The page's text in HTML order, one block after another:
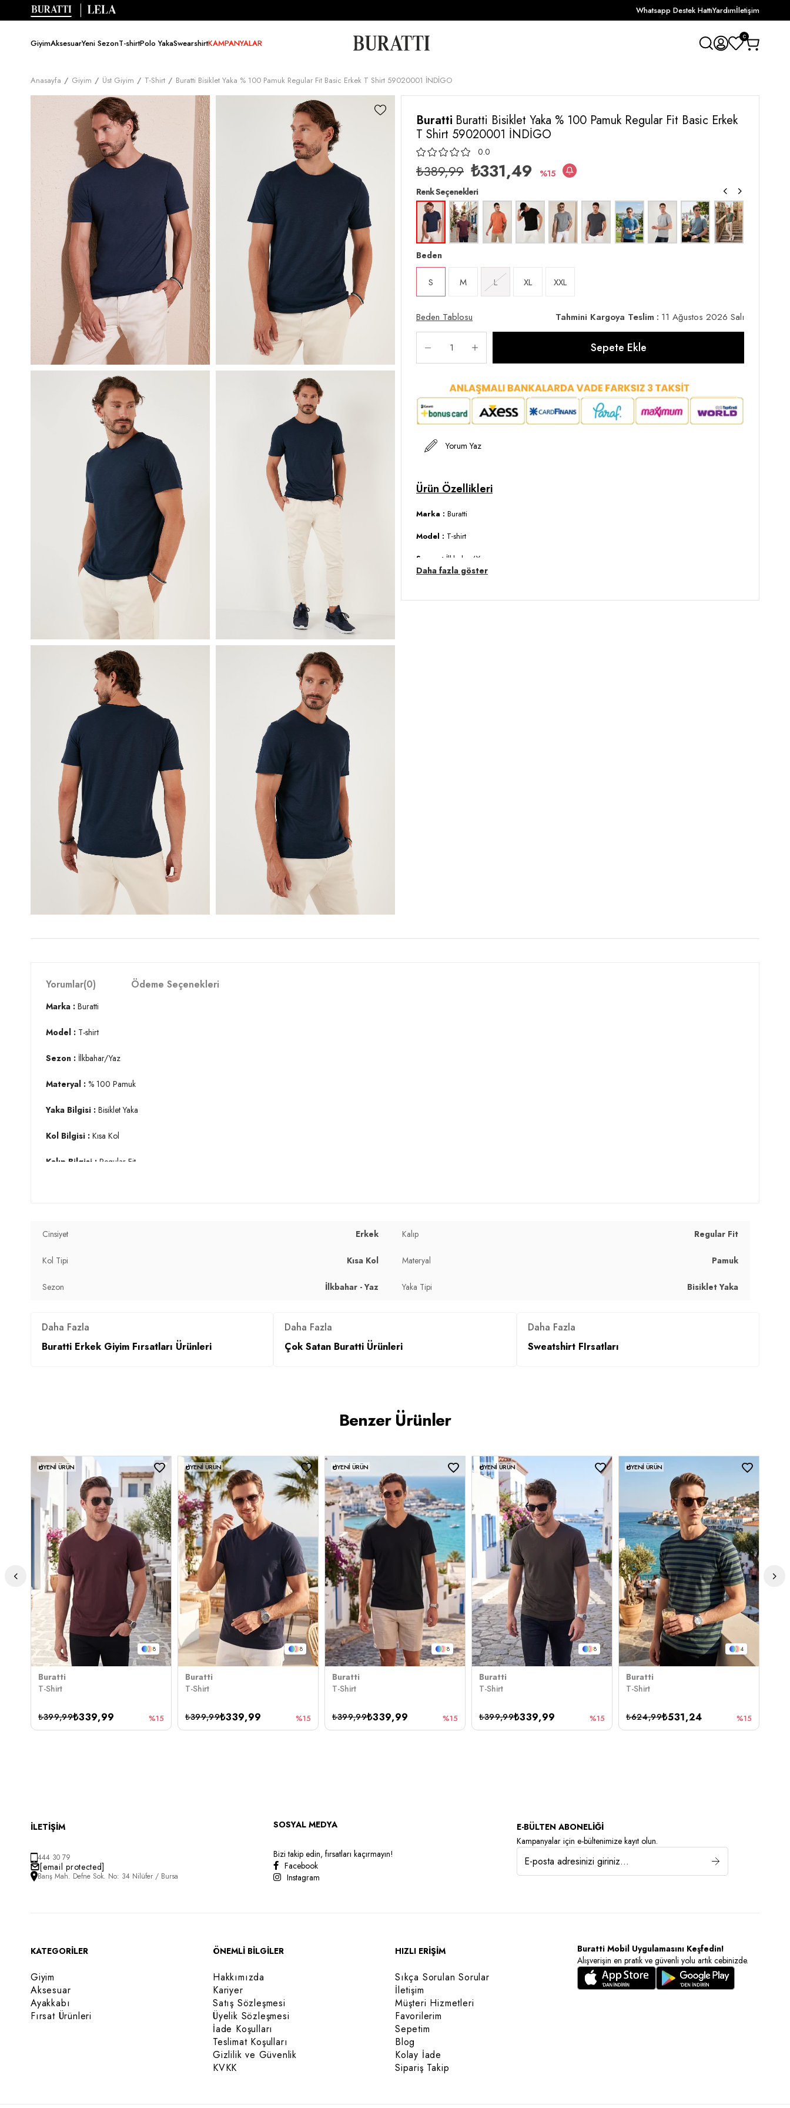
Whatsapp Destek HattıYardımİletişim
GiyimAksesuarYeni SezonT-shirtPolo YakaSwearshirtKAMPANYALAR
0
Anasayfa Giyim Üst Giyim T-Shirt Buratti Bisiklet Yaka % 100 Pamuk Regular Fit Basic Erkek T Shirt 59020001 İNDİGO
Buratti Buratti Bisiklet Yaka % 100 Pamuk Regular Fit Basic Erkek
T Shirt 59020001 İNDİGO
0.0
₺389,99 ₺331,49
15
Renk Seçenekleri
Beden
S M L XL XXL
Beden Tablosu Tahmini Kargoya Teslim : 11 Ağustos 2026 Salı
Yorum Yaz
Marka : Buratti
Model : T-shirt
Sezon : İlkbahar/Yaz
Yaka Bilgisi :Bisiklet Yaka
Daha fazla göster
Yorumlar(0) Ödeme Seçenekleri
Marka : Buratti
Model : T-shirt
Sezon : İlkbahar/Yaz
Materyal : % 100 Pamuk
Yaka Bilgisi : Bisiklet Yaka
Kol Bilgisi : Kısa Kol
Kalıp Bilgisi : Regular Fit
Cinsiyet Erkek Kalıp Regular Fit
Kol Tipi Kısa Kol Materyal Pamuk
Sezon İlkbahar - Yaz Yaka Tipi Bisiklet Yaka
Daha Fazla
Buratti Erkek Giyim Fırsatları Ürünleri
Daha Fazla
Çok Satan Buratti Ürünleri
Daha Fazla
Sweatshirt FIrsatları
Benzer Ürünler
8
YENI ÜRÜN
Buratti
T-Shirt
₺339,99
₺399,99 %15
8
YENI ÜRÜN
Buratti
T-Shirt
₺339,99
₺399,99 %15
8
YENI ÜRÜN
Buratti
T-Shirt
₺339,99
₺399,99 %15
8
YENI ÜRÜN
Buratti
T-Shirt
₺339,99
₺399,99 %15
4
YENI ÜRÜN
Buratti
T-Shirt
₺531,24
₺624,99 %15
İLETİŞİM
444 30 79
[email protected]
Barış Mah. Defne Sok. No: 34 Nilüfer / Bursa
SOSYAL MEDYA
Bizi takip edin, fırsatları kaçırmayın!
Facebook
Instagram
E-BÜLTEN ABONELİĞİ
Kampanyalar için e-bültenimize kayıt olun.
KATEGORİLER
Giyim
Aksesuar
Ayakkabı
Fırsat Ürünleri
ÖNEMLİ BİLGİLER
Hakkımızda
Kariyer
Satış Sözleşmesi
Üyelik Sözleşmesi
İade Koşulları
Teslimat Koşulları
Gizlilik ve Güvenlik
KVKK
HIZLI ERİŞİM
Sıkça Sorulan Sorular
İletişim
Müşteri Hizmetleri
Favorilerim
Sepetim
Blog
Kolay İade
Sipariş Takip
Buratti Mobil Uygulamasını Keşfedin!
Alışverişin en pratik ve güvenli yolu artık cebinizde.